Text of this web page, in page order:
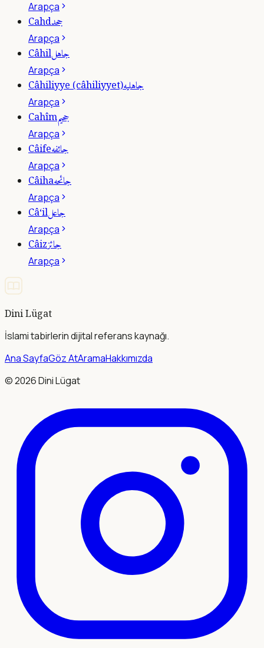
Arapça
Cahdجحد
Arapça
Câhilجاهل
Arapça
Câhiliyye (câhiliyyet)جاهليه
Arapça
Cahîmجحيم
Arapça
Câifeجائفه
Arapça
Câihaجائحه
Arapça
Câ‘ilجاعل
Arapça
Câizجائز
Arapça
Dini Lügat
İslami tabirlerin dijital referans kaynağı.
Ana SayfaGöz AtAramaHakkımızda
©2026Dini Lügat